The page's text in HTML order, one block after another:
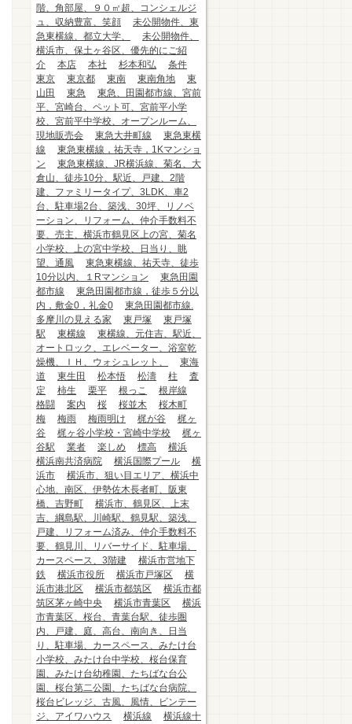
階、角部屋、９０㎡超、コンシェルジ
ュ、収納豊富、笑顔
未公開物件、東
急東横線、都立大学、
未公開物件、
横浜市、保土ヶ谷区、優先的にご紹
介
本店 本社 杉本和弘
条件
東京
東京都 東南 東南角地
東
山田
東急
東急、田園都市線、宮前
平、宮崎台、ペット可、宮前平小学
校、宮前平中学校、オープンルーム、
現地販売会
東急大井町線
東急東横
線
東急東横線，祐天寺，1Kマンショ
ン
東急東横線、JR横浜線、菊名、大
倉山、徒歩10分、駅近、戸建、2階
建、ファミリータイプ、3LDK、車2
台、駐車場2台、築浅、30坪、リノベ
ーション、リフォーム、仲介手数料不
要、売主、横浜市鶴見区上の宮、菊名
小学校、上の宮中学校、日当り、眺
望、通風
東急東横線、祐天寺、徒歩
10分以内、１Rマンション
東急田園
都市線
東急田園都市線，徒歩５分以
内，敷金0，礼金0
東急田園都市線.
多摩川の見える家
東戸塚
東戸塚
駅
東横線
東横線、元住吉、駅近、
オートロック、エレベーター、浴室乾
燥機、ＩＨ、ウォシュレット、
東海
道
東生田 松本悟 松濤 柱
査
定
柿生 栗平 根っこ
根岸線
格闘
案内 桜 桜並木
桜木町
梅
梅雨 梅雨明け 梶が谷
梶ヶ
谷
梶ヶ谷小学校・宮崎中学校
梶ヶ
谷駅
業者 楽しめ 標高
横浜
横浜南共済病院
横浜国際プール
横
浜市
横浜市、狙い目エリア、横浜中
心地、南区、伊勢佐木長者町、阪東
橋、吉野町
横浜市、鶴見区、上末
吉、綱島駅、川崎駅、鶴見駅、築浅、
戸建、リフォーム済み、仲介手数料不
要、鶴見川、リバーサイド、駐車場、
カースペース、3階建
横浜市営地下
鉄
横浜市役所 横浜市戸塚区
横
浜市港北区
横浜市都筑区
横浜市都
筑区茅ヶ崎中央
横浜市青葉区
横浜
市青葉区、桜台、青葉台駅、徒歩圏
内、戸建、庭、高台、南向き、日当
り、駐車場、カースペース、みたけ台
小学校、みたけ台中学校、桜台保育
園、みたけ台幼稚園、たちばな台公
園、桜台第二公園、たちばな台病院、
桜台ビレッジ、古風、風情、ビンテー
ジ、アイワハウス
横浜線
横浜線十